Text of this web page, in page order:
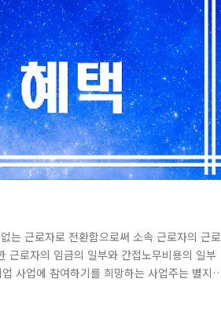
는 근로자로 전환함으로써 소속 근로자의 근로
근로자의 임금의 일부와 간접노무비용의 일부
사업에 참여하기를 희망하는 사업주는 별지
사업계획서’(사업자등록증 등 제반서류를 첨부
하여야 한다. ②참여신청서 및 사업계획서의